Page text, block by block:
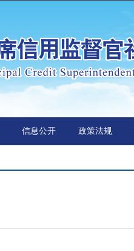
信息公开 政策法规